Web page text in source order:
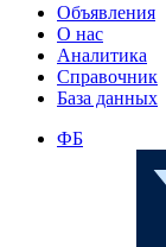
Объявления
О нас
Аналитика
Справочник
База данных
ФБ